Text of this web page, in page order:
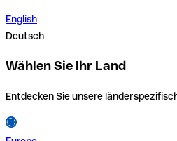
English
Deutsch
Wählen Sie Ihr Land
Entdecken Sie unsere